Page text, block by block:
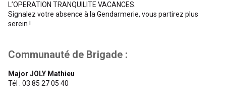
L’OPERATION TRANQUILITE VACANCES.
Signalez votre absence à la Gendarmerie, vous partirez plus
serein !
Communauté de Brigade :
Major JOLY Mathieu
Tél : 03 85 27 05 40